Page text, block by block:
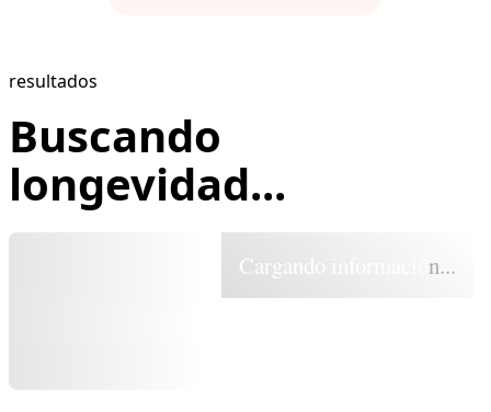
resultados
Buscando
longevidad...
Cargando información...